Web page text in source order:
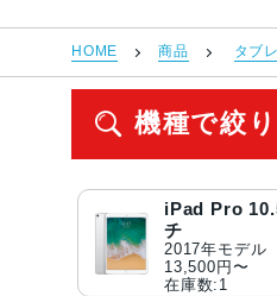
HOME 商品 タブ
機種で絞
iPad Pro
チ
2017年モデル
13,500円〜
在庫数:1